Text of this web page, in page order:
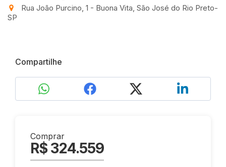
Rua João Purcino, 1 - Buona Vita, São José do Rio Preto-
SP
Compartilhe
Comprar
R$ 324.559